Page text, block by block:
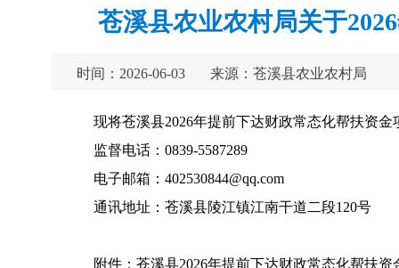
苍溪县农业农村局关于
时间：2026-06-03 来源：苍溪县农业农村局
现将苍溪县2026年提前下达财政常态化帮扶资金
监督电话：0839-5587289
电子邮箱：402530844@qq.com
通讯地址：苍溪县陵江镇江南干道二段120号
附件：苍溪县2026年提前下达财政常态化帮扶